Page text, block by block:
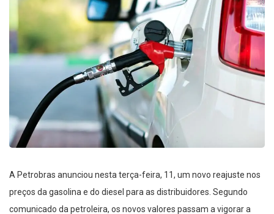
A Petrobras anunciou nesta terça-feira, 11, um novo reajuste nos
preços da gasolina e do diesel para as distribuidores. Segundo
comunicado da petroleira, os novos valores passam a vigorar a